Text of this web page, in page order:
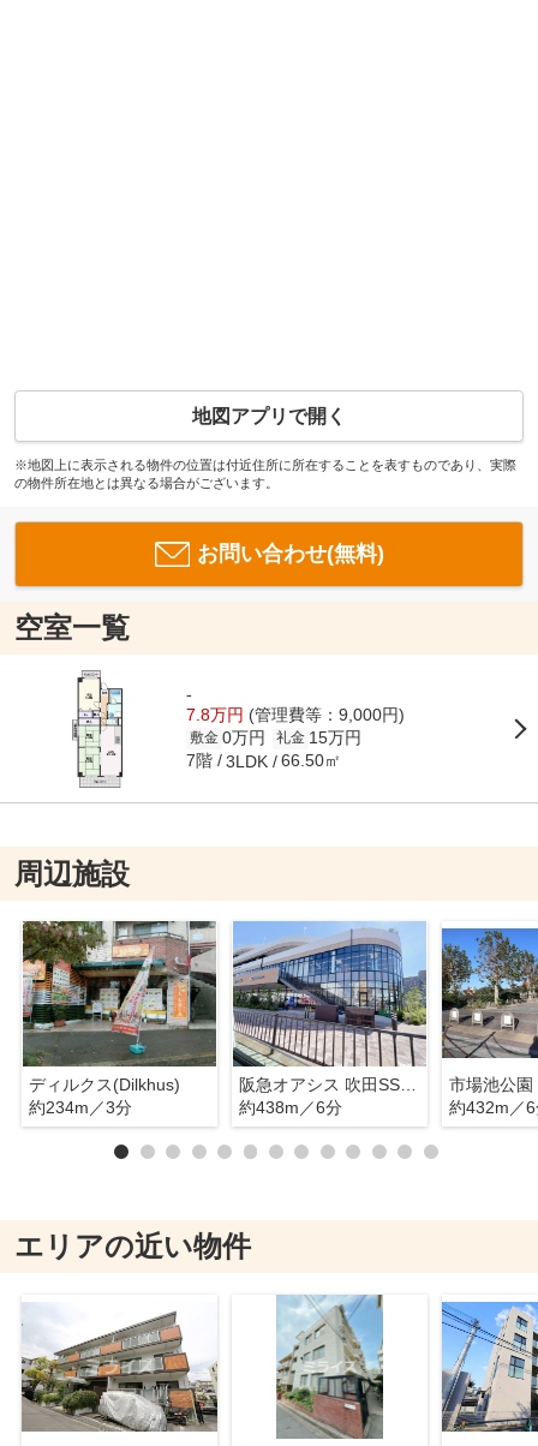
地図アプリで開く
※地図上に表示される物件の位置は付近住所に所在することを表すものであり、実際
の物件所在地とは異なる場合がございます。
お問い合わせ(無料)
空室一覧
-
7.8万円 (管理費等：9,000円)
敷金 0万円 礼金 15万円
7階 3LDK 66.50㎡
周辺施設
ディルクス(Dilkhus)
約234m／3分
阪急オアシス 吹田SST店
約438m／6分
市場池公園
約432m／
エリアの近い物件